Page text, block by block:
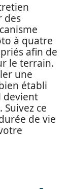
des
à quatre
afin de
le terrain.
une
établi
devient
ce
de vie